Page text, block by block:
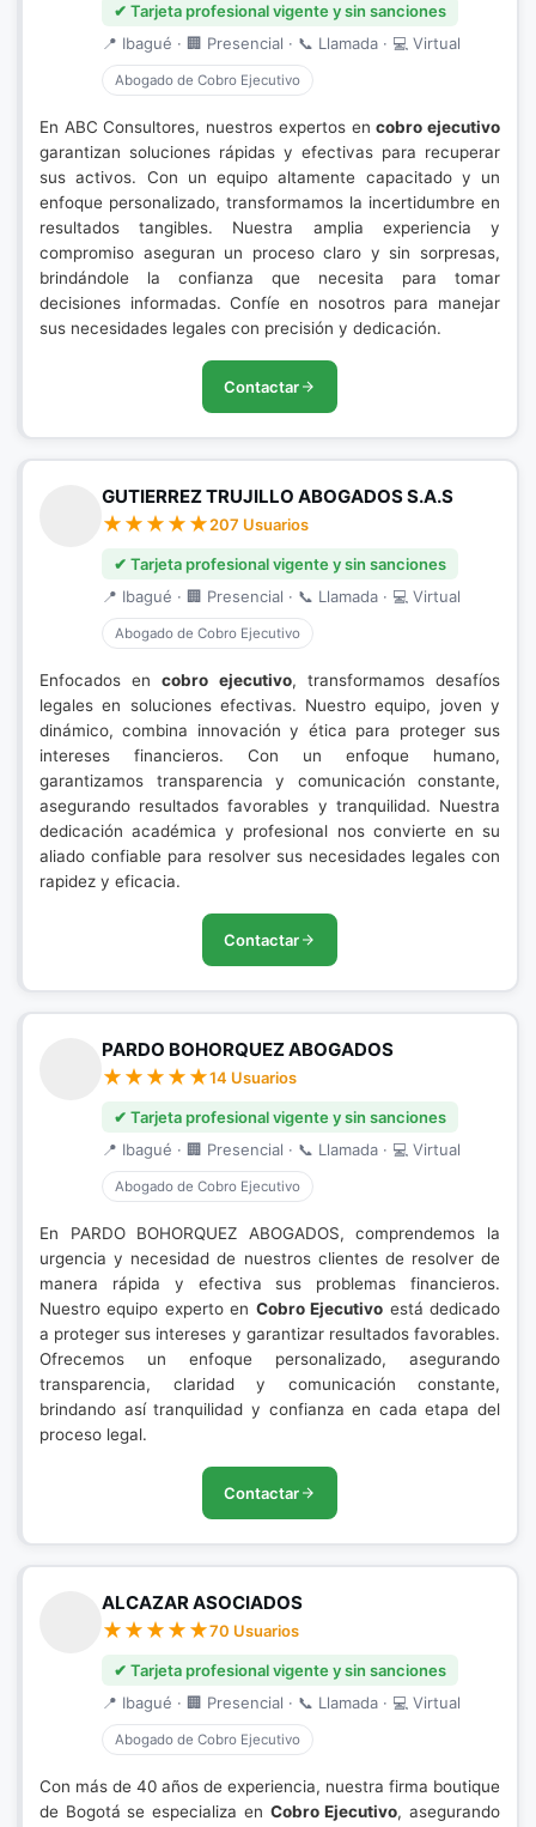
✔ Tarjeta profesional vigente y sin sanciones
📍 Ibagué · 🏢 Presencial · 📞 Llamada · 💻 Virtual
Abogado de Cobro Ejecutivo
En ABC Consultores, nuestros expertos encobro ejecutivo
garantizan soluciones rápidas y efectivas para recuperar
sus activos. Con un equipo altamente capacitado y un
enfoque personalizado, transformamos la incertidumbre en
resultados tangibles. Nuestra amplia experiencia y
compromiso aseguran un proceso claro y sin sorpresas,
brindándole la confianza que necesita para tomar
decisiones informadas. Confíe en nosotros para manejar
sus necesidades legales con precisión y dedicación.
Contactar
GUTIERREZ TRUJILLO ABOGADOS S.A.S
207 Usuarios
✔ Tarjeta profesional vigente y sin sanciones
📍 Ibagué · 🏢 Presencial · 📞 Llamada · 💻 Virtual
Abogado de Cobro Ejecutivo
Enfocados encobro ejecutivo, transformamos desafíos
legales en soluciones efectivas. Nuestro equipo, joven y
dinámico, combina innovación y ética para proteger sus
intereses financieros. Con un enfoque humano,
garantizamos transparencia y comunicación constante,
asegurando resultados favorables y tranquilidad. Nuestra
dedicación académica y profesional nos convierte en su
aliado confiable para resolver sus necesidades legales con
rapidez y eficacia.
Contactar
PARDO BOHORQUEZ ABOGADOS
14 Usuarios
✔ Tarjeta profesional vigente y sin sanciones
📍 Ibagué · 🏢 Presencial · 📞 Llamada · 💻 Virtual
Abogado de Cobro Ejecutivo
En PARDO BOHORQUEZ ABOGADOS, comprendemos la
urgencia y necesidad de nuestros clientes de resolver de
manera rápida y efectiva sus problemas financieros.
Nuestro equipo experto en Cobro Ejecutivo está dedicado
a proteger sus intereses y garantizar resultados favorables.
Ofrecemos un enfoque personalizado, asegurando
transparencia, claridad y comunicación constante,
brindando así tranquilidad y confianza en cada etapa del
proceso legal.
Contactar
ALCAZAR ASOCIADOS
70 Usuarios
✔ Tarjeta profesional vigente y sin sanciones
📍 Ibagué · 🏢 Presencial · 📞 Llamada · 💻 Virtual
Abogado de Cobro Ejecutivo
Con más de 40 años de experiencia, nuestra firma boutique
de Bogotá se especializa en Cobro Ejecutivo, asegurando